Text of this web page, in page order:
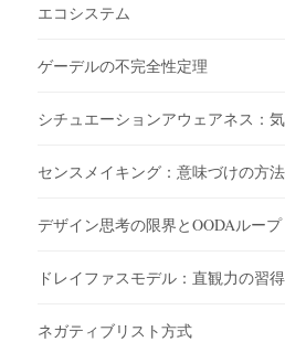
エコシステム
ゲーデルの不完全性定理
シチュエーションアウェアネス：
センスメイキング：意味づけの方
デザイン思考の限界とOODAループ
ドレイファスモデル：直観力の習得
ネガティブリスト方式